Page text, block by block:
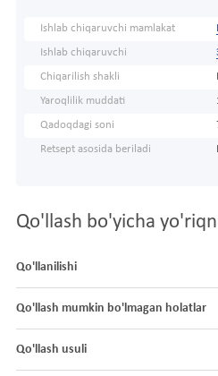
Ishlab chiqaruvchi mamlakat
Ishlab chiqaruvchi
Chiqarilish shakli
Yaroqlilik muddati
Qadoqdagi soni
Retsept asosida beriladi
Qo'llash bo'yicha
Qo'llanilishi
Qo'llash mumkin bo'lmagan holatlar
Qo'llash usuli